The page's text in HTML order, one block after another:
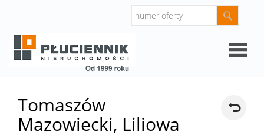
Tomaszów
Mazowiecki, Liliowa